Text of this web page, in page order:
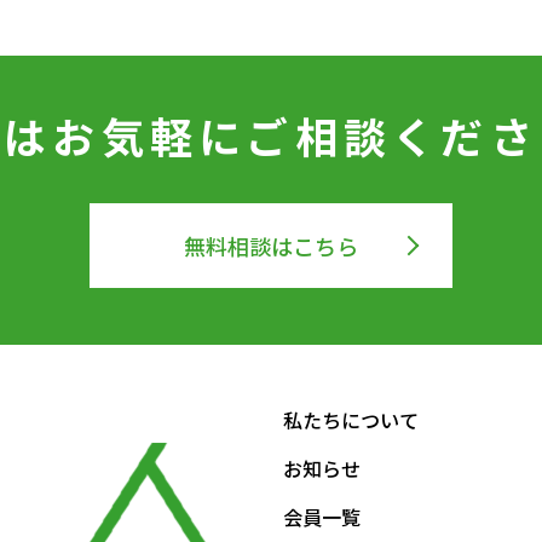
お気軽に ご相談くだ
無料相談はこちら
私たちについて
お知らせ
会員一覧